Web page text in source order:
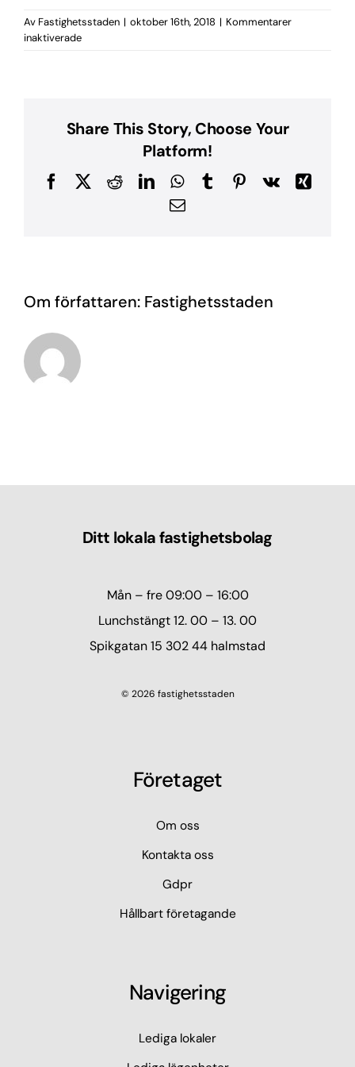
Av Fastighetsstaden | oktober 16th, 2018 | Kommentarer
inaktiveradeför
Share This Story, Choose Your
Platform!
FacebookRedditLinkedInWhatsApp
TumblrPinterest
Vk
Xing
E-
Om författaren: Fastighetsstaden
Ditt lokala fastighetsbolag
Mån – fre 09:00 – 16:00
Lunchstängt 12. 00 – 13. 00
Spikgatan 15 302 44 halmstad
© 2026 fastighetsstaden
Företaget
Om oss
Kontakta oss
Gdpr
Hållbart företagande
Navigering
Lediga lokaler